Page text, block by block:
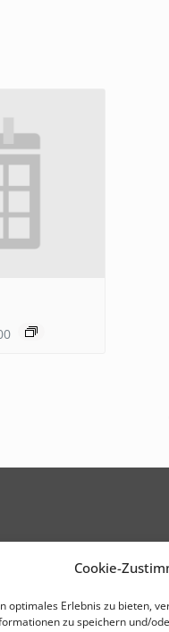
Cookie-
optimales Erlebnis zu bieten,
zu speichern und/